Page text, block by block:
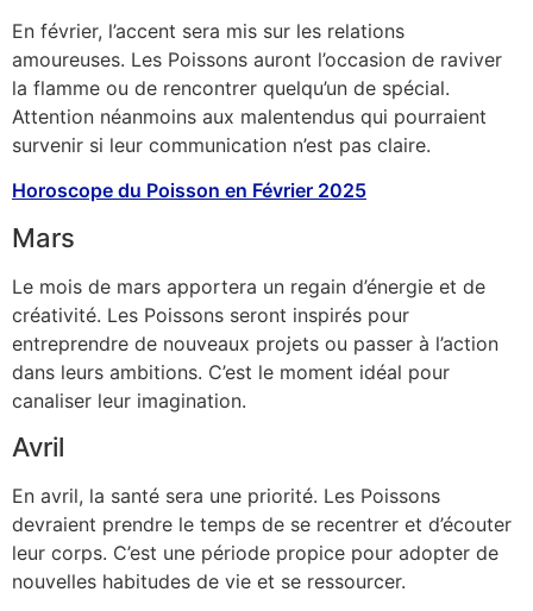
En février, l’accent sera mis sur les relations
amoureuses. Les Poissons auront l’occasion de raviver
la flamme ou de rencontrer quelqu’un de spécial.
Attention néanmoins aux malentendus qui pourraient
survenir si leur communication n’est pas claire.
Horoscope du Poisson en Février 2025
Mars
Le mois de mars apportera un regain d’énergie et de
créativité. Les Poissons seront inspirés pour
entreprendre de nouveaux projets ou passer à l’action
dans leurs ambitions. C’est le moment idéal pour
canaliser leur imagination.
Avril
En avril, la santé sera une priorité. Les Poissons
devraient prendre le temps de se recentrer et d’écouter
leur corps. C’est une période propice pour adopter de
nouvelles habitudes de vie et se ressourcer.